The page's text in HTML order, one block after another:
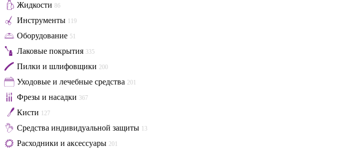
Жидкости 86
Инструменты 119
Оборудование 51
Лаковые покрытия 335
Пилки и шлифовщики 200
Уходовые и лечебные средства 201
Фрезы и насадки 367
Кисти 127
Средства индивидуальной защиты 13
Расходники и аксессуары 201